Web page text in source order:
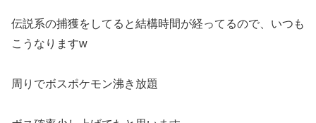
伝説系の捕獲をしてると結構時間が経ってるので、いつも
こうなりますw
周りでボスポケモン沸き放題